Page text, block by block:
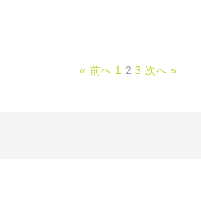
« 前へ 1 2 3 次へ »